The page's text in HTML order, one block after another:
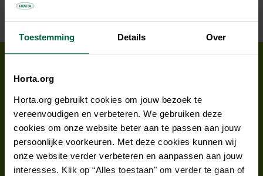
Toestemming Details Over
Horta.org
Horta.org gebruikt cookies om jouw bezoek te
vereenvoudigen en verbeteren. We gebruiken deze
cookies om onze website beter aan te passen aan jouw
persoonlijke voorkeuren. Met deze cookies kunnen wij
onze website verder verbeteren en aanpassen aan jouw
interesses. Klik op “Alles toestaan" om verder te gaan of
Puntensparen,advies op maat en unieke
kortingen, allemaal inéén klantenkaart. Word jij
ook lid vanAHA! Horta?
Ontdek er alles over